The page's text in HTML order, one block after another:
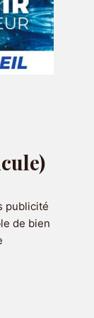
de la
de
mettre
publicité
de bien